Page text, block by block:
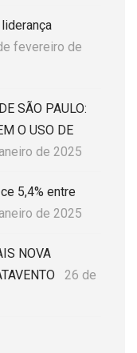
fevereiro de
SÃO PAULO:
O USO DE
de 2025
5,4% entre
de 2025
NOVA
26 de